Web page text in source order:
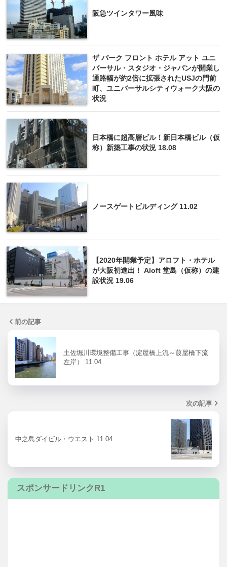
阪急ツインタワー風味
ザ パーク フロント ホテル アット ユニ
バーサル・スタジオ・ジャパンが開業し
通路幅が約2倍に拡張されたUSJの門前
町、ユニバーサルシティウォーク大阪の
状況
日本橋に超高層ビル！新日本橋ビル（仮
称）新築工事の状況 18.08
ノースゲートビルディング 11.02
【2020年開業予定】アロフト・ホテル
が大阪初進出！ Aloft 堂島（仮称）の建
設状況 19.06
前の記事
土佐堀川環境整備工事（淀屋橋上流～葭屋橋下流
左岸） 11.04
次の記事
中之島ダイビル・ウエスト 11.04
スポンサードリンクR1